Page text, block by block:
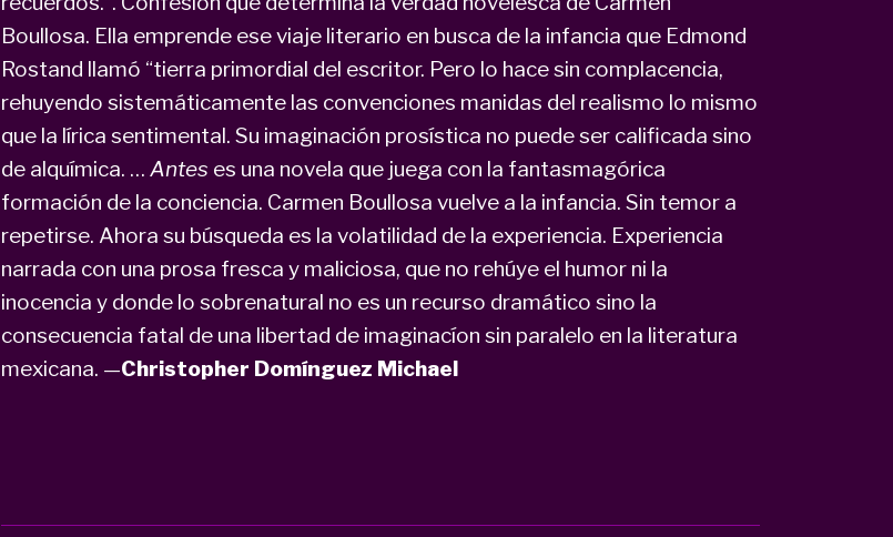
Boullosa. Ella emprende ese viaje literario en busca de la infancia que Edmond
Rostand llamó “tierra primordial del escritor. Pero lo hace sin complacencia,
rehuyendo sistemáticamente las convenciones manidas del realismo lo mismo
que la lírica sentimental. Su imaginación prosística no puede ser calificada sino
de alquímica. … Antes es una novela que juega con la fantasmagórica
formación de la conciencia. Carmen Boullosa vuelve a la infancia. Sin temor a
repetirse. Ahora su búsqueda es la volatilidad de la experiencia. Experiencia
narrada con una prosa fresca y maliciosa, que no rehúye el humor ni la
inocencia y donde lo sobrenatural no es un recurso dramático sino la
consecuencia fatal de una libertad de imaginacíon sin paralelo en la literatura
mexicana. —Christopher Domínguez Michael